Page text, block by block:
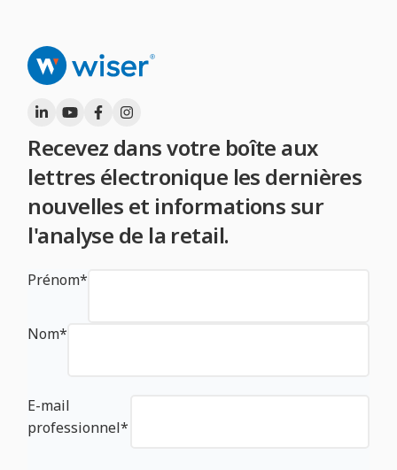
Recevez dans votre boîte aux
lettres électronique les dernières
nouvelles et informations sur
l'analyse de la retail.
Prénom*
Nom*
E-mail
professionnel*